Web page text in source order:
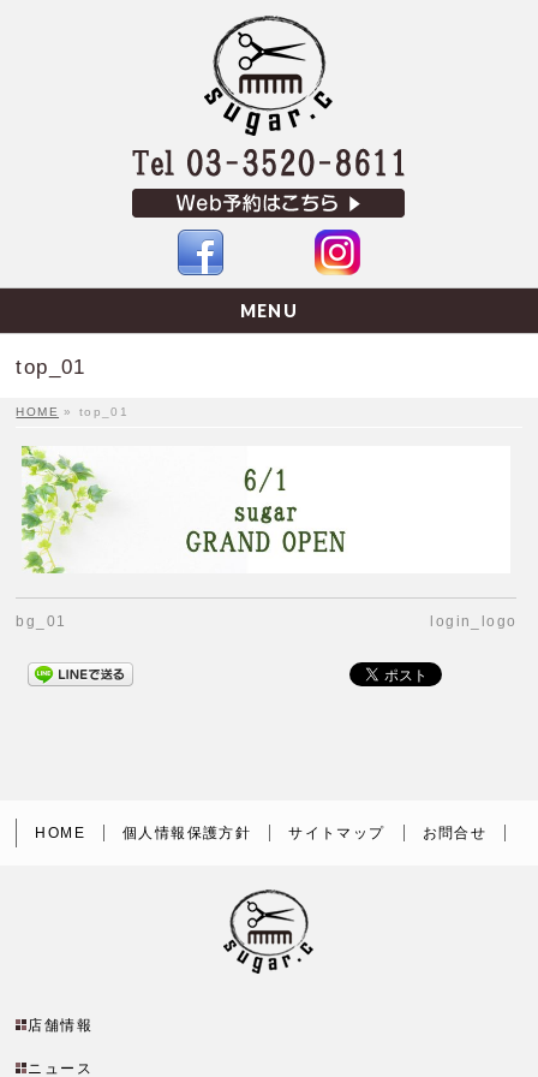
MENU
top_01
HOME » top_01
bg_01 login_logo
HOME 個人情報保護方針 サイトマップ お問合せ
店舗情報
ニュース